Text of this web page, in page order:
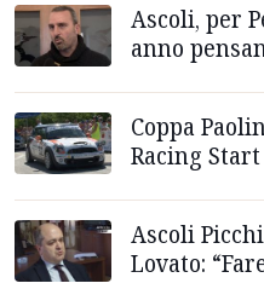
Ascoli, per
anno
Coppa
Racing
Ascoli
Lovato: